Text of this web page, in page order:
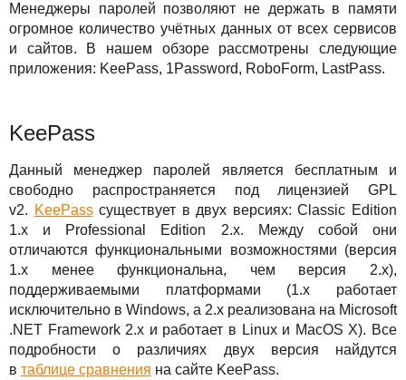
TuchaMetal
TuchaBackup
TuchaSync
Хостинг сайтов-конструкторов
Удаленный офис
Компания
Карьера
Решения
Для бизнеса
Инструкции
FAQ
Интервью
Авторская колонка
Праздники
Менеджеры паролей позволяют не держать в памяти
огромное количество учётных данных от всех сервисов
и сайтов. В нашем обзоре рассмотрены следующие
приложения: KeePass, 1Password, RoboForm, LastPass.
KeePass
Данный менеджер паролей является бесплатным и
свободно распространяется под лицензией GPL
v2. KeePassсуществует в двух версиях: Classic Edition
1.x и Professional Edition 2.x. Между собой они
отличаются функциональными возможностями (версия
1.х менее функциональна, чем версия 2.х),
поддерживаемыми платформами (1.x работает
исключительно в Windows, а 2.x реализована на Microsoft
.NET Framework 2.x и работает в Linux и MacOS X). Все
подробности о различиях двух версия найдутся
в таблице сравнения на сайте KeePass.